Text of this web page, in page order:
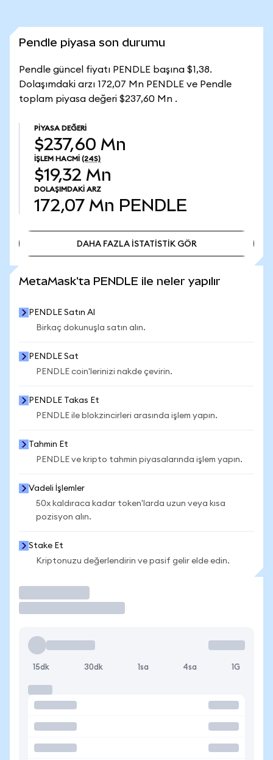
Pendle piyasa son durumu
Pendle güncel fiyatı PENDLE başına $1,38.
Dolaşımdaki arzı 172,07 Mn PENDLE ve Pendle
toplam piyasa değeri $237,60 Mn .
PIYASA DEĞERI
$237,60 Mn
İŞLEM HACMI (24S)
$19,32 Mn
DOLAŞIMDAKI ARZ
172,07 Mn PENDLE
DAHA FAZLA İSTATİSTİK GÖR
MetaMask'ta PENDLE ile neler yapılır
PENDLE Satın Al
Birkaç dokunuşla satın alın.
PENDLE Sat
PENDLE coin'lerinizi nakde çevirin.
PENDLE Takas Et
PENDLE ile blokzincirleri arasında işlem yapın.
Tahmin Et
PENDLE ve kripto tahmin piyasalarında işlem yapın.
Vadeli İşlemler
50x kaldıraca kadar token'larda uzun veya kısa
pozisyon alın.
Stake Et
Kriptonuzu değerlendirin ve pasif gelir elde edin.
15dk 30dk 1sa 4sa 1G